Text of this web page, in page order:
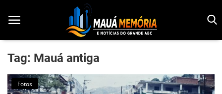
Início
Tag: Mauá antiga
Fotos